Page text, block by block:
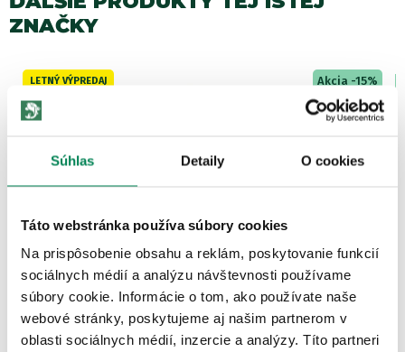
Súhlas Detaily O cookies
Táto webstránka používa súbory cookies
Na prispôsobenie obsahu a reklám, poskytovanie funkcií
sociálnych médií a analýzu návštevnosti používame
súbory cookie. Informácie o tom, ako používate naše
webové stránky, poskytujeme aj našim partnerom v
oblasti sociálnych médií, inzercie a analýzy. Títo partneri
ZNAČKY
Akcia -15%
9 variantov
/ u vás už 11.08.
OD 1.58 €
pôvodneod 1.75 €